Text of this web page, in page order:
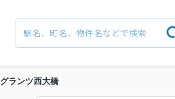
グランツ西大橋